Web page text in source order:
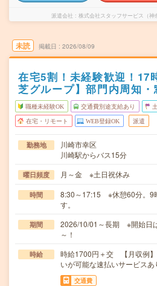
派遣会社 株式会社スタッフサービス（神
未読 掲載日 2026/08/09
在宅5割！未経験歓迎！17
芝グループ】部門内周知
職種未経験OK 交通費別途支給あり
在宅・リモート WEB登録OK 派遣
勤務地
川崎市幸区
川崎駅からバス15分
曜日頻度 月～金 ※土日祝休み
時間
8:30～17:15 ※休憩60分。9
す。
期間
2026/10/01～長期 ※開始日
～！
時給
時給1700円＋交 【月収例
いが可能な速払いサービスあ
交通費